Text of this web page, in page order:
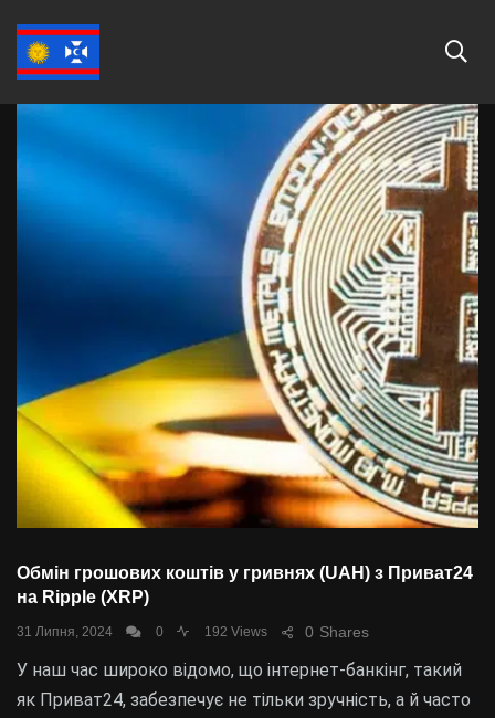
Обмін грошових коштів у гривнях (UAH) з Приват24
на Ripple (XRP)
31 Липня, 2024 0 192 Views Shares
0
У наш час широко відомо, що інтернет-банкінг, такий
як Приват24, забезпечує не тільки зручність, а й часто